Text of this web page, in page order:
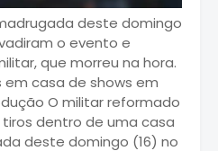
deste domingo
o evento e
que morreu na hora.
casa de shows em
O militar reformado
dentro de uma casa
deste domingo (16) no